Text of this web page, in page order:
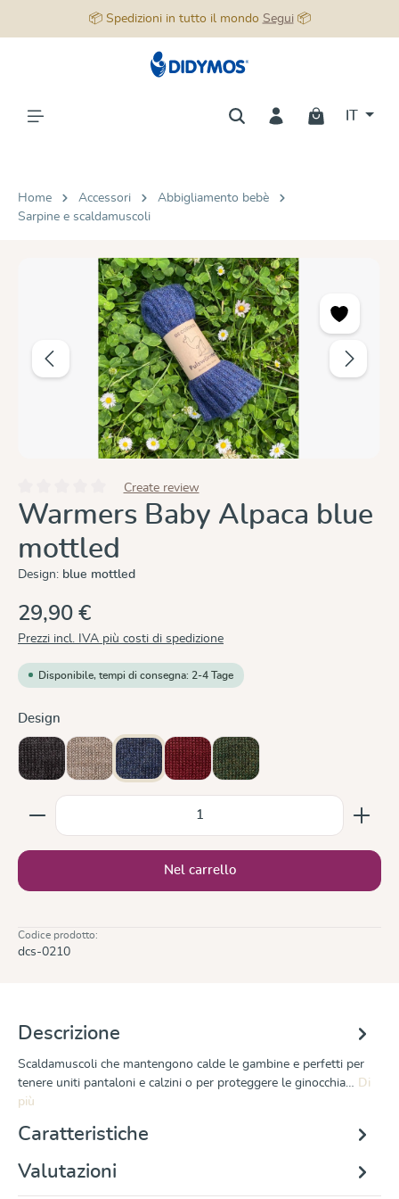
📦 Spedizioni in tutto il mondo Segui📦
Home Accessori
Abbigliamento bebè
Sarpine e scaldamuscoli
Salta la galleria di immagini
Valutazione media di 0 su 5 stelle
Create review
Warmers Baby Alpaca blue
mottled
Design: blue mottled
29,90 €
Prezzi incl. IVA più costi di spedizione
Disponibile, tempi di consegna: 2-4 Tage
Seleziona
Design
anthracite mottled
beige mottledblue mottledbordeauxmoss green
Quantità del prodotto: inserisci la quantità
Nel carrello
Codice prodotto:
dcs-0210
Descrizione
Scaldamuscoli che mantengono calde le gambine e perfetti per
tenere uniti pantaloni e calzini o per proteggere le ginocchia… Di
più
Caratteristiche
Valutazioni